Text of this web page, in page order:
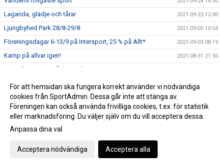
Laganda, glädje och tårar 2021-09-22 12:00
Ljungbyhed Park 28/8-29/8 2021-09-05 10:54
Föreningsdagar 6-13/9 på Intersport, 25 % på Allt* 2021-09-03 08:19
Kamp på allvar igen! 2021-08-31 21:50
Dags för intervju på damsidan
Frida och Amanda startar skolprojekt 2021-08-25 18:58
Capitano Månsa 2021-08-24 12:07
Isac redo för stundande utmaningar 2021-08-19 19:33
Välkomna till Röke Puppies!
Glad sommar innebandyvänner!
För att hemsidan ska fungera korrekt använder vi nödvändiga
cookies från SportAdmin. Dessa går inte att stänga av.
Föreningen kan också använda frivilliga cookies, t.ex. för statistik
eller marknadsföring. Du väljer själv om du vill acceptera dessa.
Anpassa dina val
Acceptera nödvändiga Acceptera alla